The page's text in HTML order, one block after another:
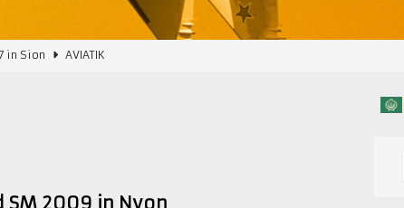
in Sion AVIATIK
SM 2009 in Nyon